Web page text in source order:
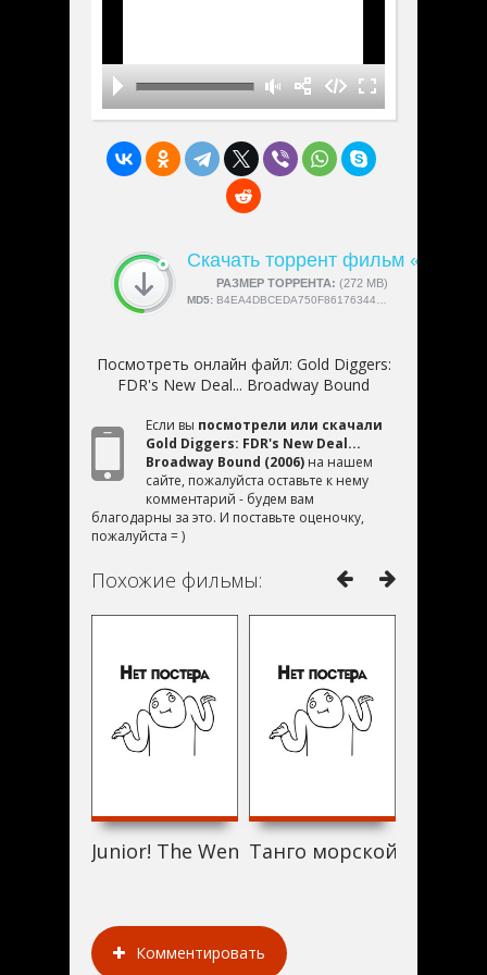
Скачать торрент фильм «Gold
РАЗМЕР ТОРРЕНТА: (272 MB)
СКАЧАЛИ:4189
MD5: B4EA4DBCEDA750F861763449EF737A13
Посмотреть онлайн файл: Gold Diggers:
FDR's New Deal... Broadway Bound
Если вы посмотрели или скачали
Gold Diggers: FDR's New Deal...
Broadway Bound (2006) на нашем
сайте, пожалуйста оставьте к нему
комментарий - будем вам
благодарны за это. И поставьте оценочку,
пожалуйста = )
Похожие фильмы:
Junior! The Wendy's Guy (2006)
Танго морской
Комментировать